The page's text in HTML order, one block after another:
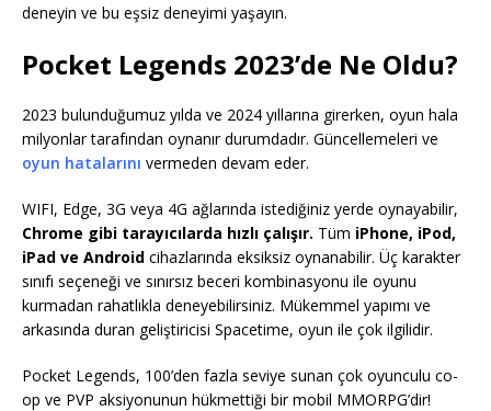
deneyin ve bu eşsiz deneyimi yaşayın.
Pocket Legends 2023’de Ne Oldu?
2023 bulunduğumuz yılda ve 2024 yıllarına girerken, oyun hala
milyonlar tarafından oynanır durumdadır. Güncellemeleri ve
oyun hatalarını vermeden devam eder.
WIFI, Edge, 3G veya 4G ağlarında istediğiniz yerde oynayabilir,
Chrome gibi tarayıcılarda hızlı çalışır. Tüm iPhone, iPod,
iPad ve Android cihazlarında eksiksiz oynanabilir. Üç karakter
sınıfı seçeneği ve sınırsız beceri kombinasyonu ile oyunu
kurmadan rahatlıkla deneyebilirsiniz. Mükemmel yapımı ve
arkasında duran geliştiricisi Spacetime, oyun ile çok ilgilidir.
Pocket Legends, 100’den fazla seviye sunan çok oyunculu co-
op ve PVP aksiyonunun hükmettiği bir mobil MMORPG’dir!